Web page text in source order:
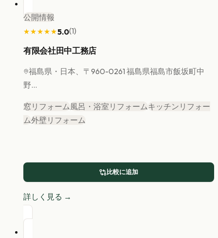
公開情報
★★★★★
★★★★★5.0(1)
有限会社田中工務店
福島県 ・日本、〒960-0261 福島県福島市飯坂町中
野...
窓リフォーム 風呂・浴室リフォームキッチンリフォー
ム外壁リフォーム
比較に追加
詳しく見る →